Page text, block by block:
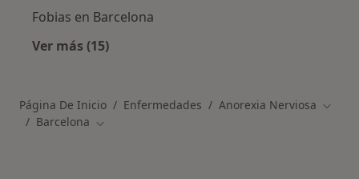
Fobias en Barcelona
Ver más (15)
Página De Inicio Enfermedades Anorexia Nerviosa
Barcelona Cambiar de ciudad